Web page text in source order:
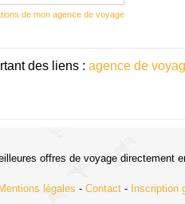
de mon agence de voyage
des liens : agence de
offres de voyage directement
Mentions légales - Contact- Inscription